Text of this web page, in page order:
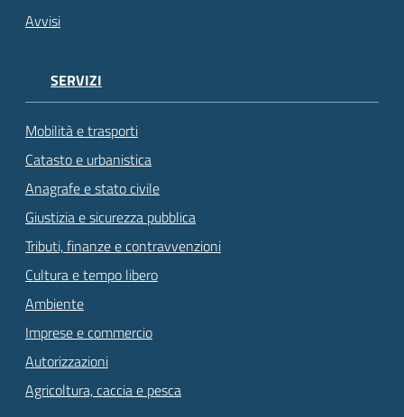
Avvisi
SERVIZI
Mobilità e trasporti
Catasto e urbanistica
Anagrafe e stato civile
Giustizia e sicurezza pubblica
Tributi, finanze e contravvenzioni
Cultura e tempo libero
Ambiente
Imprese e commercio
Autorizzazioni
Agricoltura, caccia e pesca